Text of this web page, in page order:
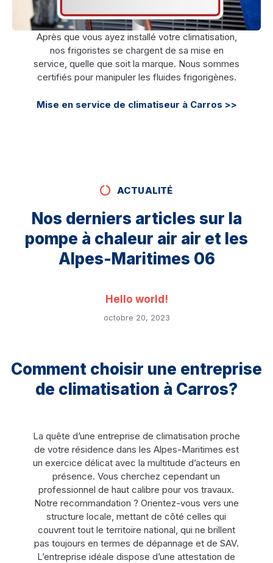
Après que vous ayez installé votre climatisation,
nos frigoristes se chargent de sa mise en
service, quelle que soit la marque. Nous sommes
certifiés pour manipuler les fluides frigorigènes.
Mise en service de climatiseur à Carros >>
ACTUALITÉ
Nos derniers articles sur la
pompe à chaleur air air et les
Alpes-Maritimes 06
Hello world!
octobre 20, 2023
Comment choisir une entreprise
de climatisation à Carros?
La quête d’une entreprise de climatisation proche
de votre résidence dans les Alpes-Maritimes est
un exercice délicat avec la multitude d’acteurs en
présence. Vous cherchez cependant un
professionnel de haut calibre pour vos travaux.
Notre recommandation ? Orientez-vous vers une
structure locale, mettant de côté celles qui
couvrent tout le territoire national, qui ne brillent
pas toujours en termes de dépannage et de SAV.
L’entreprise idéale dispose d’une attestation de